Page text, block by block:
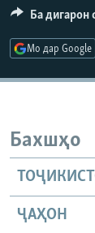
Ҳамаи
Ба дигарон
Мо дар Google
Бахшҳо
ҶАҲОН